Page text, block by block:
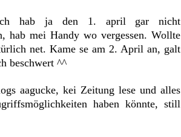
ich hab ja den 1. april gar nicht
hab mei Handy wo vergessen. Wollte
net. Kame se am 2. April an, galt
beschwert ^^
aagucke, kei Zeitung lese und alles
haben könnte, still